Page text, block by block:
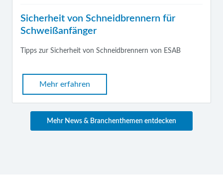
Sicherheit von Schneidbrennern für
Schweißanfänger
Tipps zur Sicherheit von Schneidbrennern von ESAB
Mehr erfahren
Mehr News & Branchenthemen entdecken